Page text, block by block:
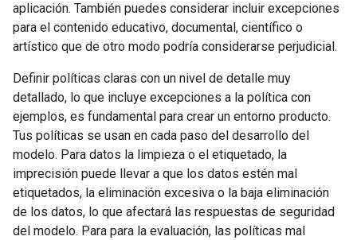
aplicación. También puedes considerar incluir excepciones
para el contenido educativo, documental, científico o
artístico que de otro modo podría considerarse perjudicial.
Definir políticas claras con un nivel de detalle muy
detallado, lo que incluye excepciones a la política con
ejemplos, es fundamental para crear un entorno producto.
Tus políticas se usan en cada paso del desarrollo del
modelo. Para datos la limpieza o el etiquetado, la
imprecisión puede llevar a que los datos estén mal
etiquetados, la eliminación excesiva o la baja eliminación
de los datos, lo que afectará las respuestas de seguridad
del modelo. Para para la evaluación, las políticas mal